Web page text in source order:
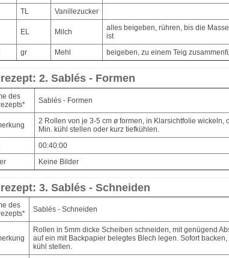
TL Vanillezucker
EL Milch
alles beigeben, rühren, bis die Masse
ist
gr Mehl beigeben, zu einem Teig
2. Sablés - Formen
des
Sablés - Formen
2 Rollen von je 3-5 cm ø formen, in Klarsichtfolie wickeln,
Min. kühl stellen oder kurz tiefkühlen.
00:40:00
Keine Bilder
3. Sablés - Schneiden
des
Sablés - Schneiden
Rollen in 5mm dicke Scheiben schneiden, mit genügend
auf ein mit Backpapier belegtes Blech legen. Sofort backen,
kühl stellen.